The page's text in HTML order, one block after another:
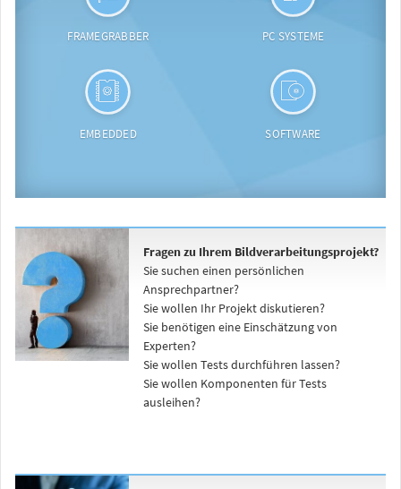
FRAMEGRABBER PC SYSTEME
EMBEDDED SOFTWARE
Fragen zu Ihrem Bildverarbeitungsprojekt?
Sie suchen einen persönlichen
Ansprechpartner?
Sie wollen Ihr Projekt diskutieren?
Sie benötigen eine Einschätzung von
Experten?
Sie wollen Tests durchführen lassen?
Sie wollen Komponenten für Tests
ausleihen?